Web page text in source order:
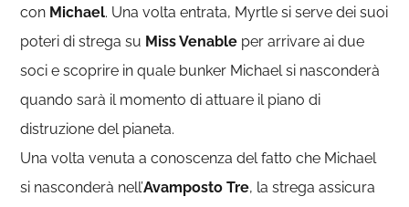
con Michael. Una volta entrata, Myrtle si serve dei suoi
poteri di strega su Miss Venable per arrivare ai due
soci e scoprire in quale bunker Michael si nasconderà
quando sarà il momento di attuare il piano di
distruzione del pianeta.
Una volta venuta a conoscenza del fatto che Michael
si nasconderà nell’Avamposto Tre, la strega assicura